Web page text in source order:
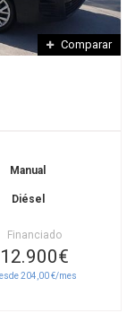
Comparar
Manual
Diésel
Financiado
12.900€
204,00 €/mes